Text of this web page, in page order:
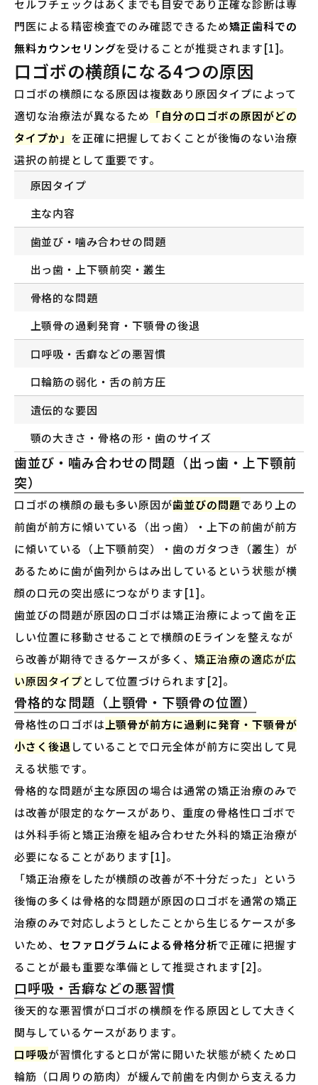
セルフチェックはあくまでも目安であり正確な診断は専
門医による精密検査でのみ確認できるため矯正歯科での
無料カウンセリングを受けることが推奨されます[1]。
口ゴボの横顔になる4つの原因
口ゴボの横顔になる原因は複数あり原因タイプによって
適切な治療法が異なるため 「自分の口ゴボの原因がどの
タイプか」 を正確に把握しておくことが後悔のない治療
選択の前提として重要です。
原因タイプ
主な内容
歯並び・噛み合わせの問題
出っ歯・上下顎前突・叢生
骨格的な問題
上顎骨の過剰発育・下顎骨の後退
口呼吸・舌癖などの悪習慣
口輪筋の弱化・舌の前方圧
遺伝的な要因
顎の大きさ・骨格の形・歯のサイズ
歯並び・噛み合わせの問題（出っ歯・上下顎前
突）
口ゴボの横顔の最も多い原因が歯並びの問題であり上の
前歯が前方に傾いている（出っ歯）・上下の前歯が前方
に傾いている（上下顎前突）・歯のガタつき（叢生）が
あるために歯が歯列からはみ出しているという状態が横
顔の口元の突出感につながります[1]。
歯並びの問題が原因の口ゴボは矯正治療によって歯を正
しい位置に移動させることで横顔のEラインを整えなが
ら改善が期待できるケースが多く、 矯正治療の適応が広
い原因タイプとして位置づけられます[2]。
骨格的な問題（上顎骨・下顎骨の位置）
骨格性の口ゴボは上顎骨が前方に過剰に発育・下顎骨が
小さく後退していることで口元全体が前方に突出して見
える状態です。
骨格的な問題が主な原因の場合は通常の矯正治療のみで
は改善が限定的なケースがあり、重度の骨格性口ゴボで
は外科手術と矯正治療を組み合わせた外科的矯正治療が
必要になることがあります[1]。
「矯正治療をしたが横顔の改善が不十分だった」という
後悔の多くは骨格的な問題が原因の口ゴボを通常の矯正
治療のみで対応しようとしたことから生じるケースが多
いため、 セファログラムによる骨格分析で正確に把握す
ることが最も重要な準備として推奨されます[2]。
口呼吸・舌癖などの悪習慣
後天的な悪習慣が口ゴボの横顔を作る原因として大きく
関与しているケースがあります。
口呼吸が習慣化すると口が常に開いた状態が続くため口
輪筋（口周りの筋肉）が緩んで前歯を内側から支える力